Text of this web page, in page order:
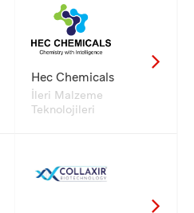
Hec Chemicals
İleri Malzeme
Teknolojileri